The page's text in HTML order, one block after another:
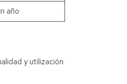
año
y utilización